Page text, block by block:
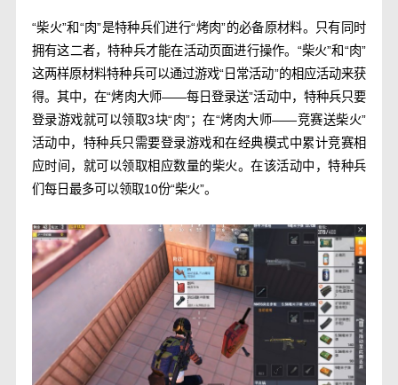
“柴火”和“肉”是特种兵们进行“烤肉”的必备原材料。只有同时
拥有这二者，特种兵才能在活动页面进行操作。“柴火”和“肉”
这两样原材料特种兵可以通过游戏“日常活动”的相应活动来获
得。其中，在“烤肉大师——每日登录送”活动中，特种兵只要
登录游戏就可以领取3块“肉”；在“烤肉大师——竞赛送柴火”
活动中，特种兵只需要登录游戏和在经典模式中累计竞赛相
应时间，就可以领取相应数量的柴火。在该活动中，特种兵
们每日最多可以领取10份“柴火”。